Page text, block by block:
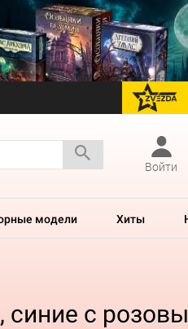
перейти
Войти
модели Хиты
синие с